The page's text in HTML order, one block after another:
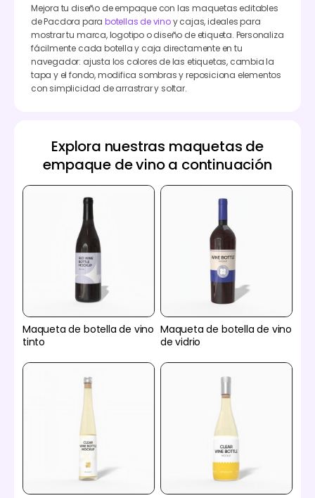
Mejora tu diseño de empaque con las maquetas editables
de Pacdora para botellas de vinoy cajas, ideales para
mostrar tu marca, logotipo o diseño de etiqueta. Personaliza
fácilmente cada botella y caja directamente en tu
navegador: ajusta los colores de las etiquetas, cambia la
tapa y el fondo, modifica sombras y reposiciona elementos
con simplicidad de arrastrar y soltar.
Explora nuestras maquetas de
empaque de vino a continuación
Maqueta de botella de vino
tinto
Maqueta de botella de vino
de vidrio